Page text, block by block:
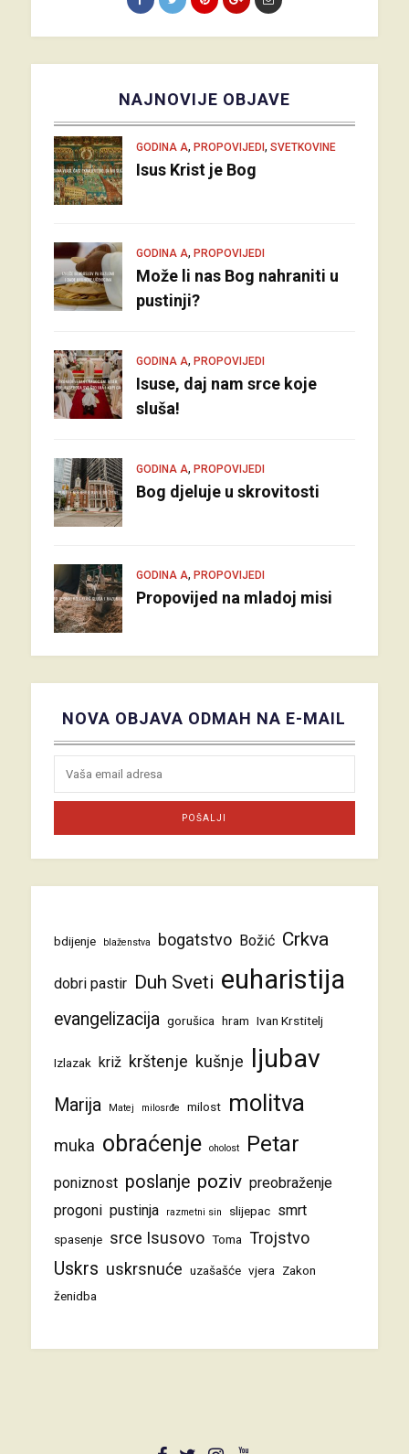
NAJNOVIJE OBJAVE
GODINA A, PROPOVIJEDI, SVETKOVINE
Isus Krist je Bog
GODINA A, PROPOVIJEDI
Može li nas Bog nahraniti u
pustinji?
GODINA A, PROPOVIJEDI
Isuse, daj nam srce koje
sluša!
GODINA A, PROPOVIJEDI
Bog djeluje u skrovitosti
GODINA A, PROPOVIJEDI
Propovijed na mladoj misi
NOVA OBJAVA ODMAH NA E-MAIL
bdijenje blaženstva bogatstvo Božić Crkva
dobri pastir Duh Sveti euharistija
evangelizacija gorušica hram Ivan Krstitelj
Izlazak križ krštenje kušnje ljubav
Marija Matej milosrđe milost molitva
muka obraćenje oholost Petar
poniznost poslanje poziv preobraženje
progoni pustinja razmetni sin slijepac smrt
spasenje srce Isusovo Toma Trojstvo
Uskrs uskrsnuće uzašašće vjera
Zakon
ženidba